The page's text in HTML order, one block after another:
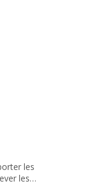
les
les